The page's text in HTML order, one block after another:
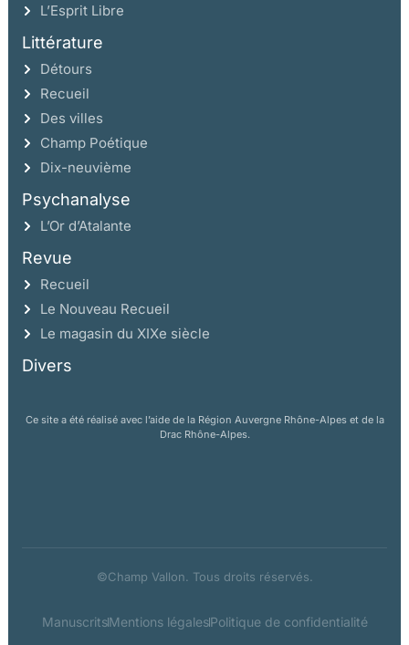
L’Esprit Libre
Littérature
Détours
Recueil
Des villes
Champ Poétique
Dix-neuvième
Psychanalyse
L’Or d’Atalante
Revue
Recueil
Le Nouveau Recueil
Le magasin du XIXe siècle
Divers
Ce site a été réalisé avec l’aide de la Région Auvergne Rhône-Alpes et de la
Drac Rhône-Alpes.
©Champ Vallon. Tous droits réservés.
ManuscritsMentions légalesPolitique de confidentialité